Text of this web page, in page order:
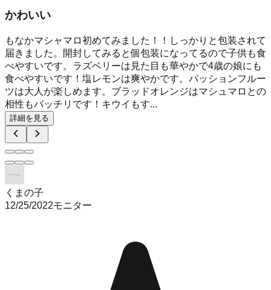
かわいい
もなかマシャマロ初めてみました！！しっかりと包装されて
届きました。開封してみると個包装になってるので子供も食
べやすいです。ラズベリーは見た目も華やかで4歳の娘にも
食べやすいです！塩レモンは爽やかです。パッションフルー
ツは大人が楽しめます。ブラッドオレンジはマシュマロとの
相性もバッチリです！キウイもす...
詳細を見る
くまの子
12/25/2022モニター